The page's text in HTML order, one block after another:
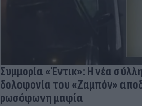
Συμμορία «Έντικ»: Η νέα
δολοφονία του «Ζαμπόν»
ρωσόφωνη μαφία